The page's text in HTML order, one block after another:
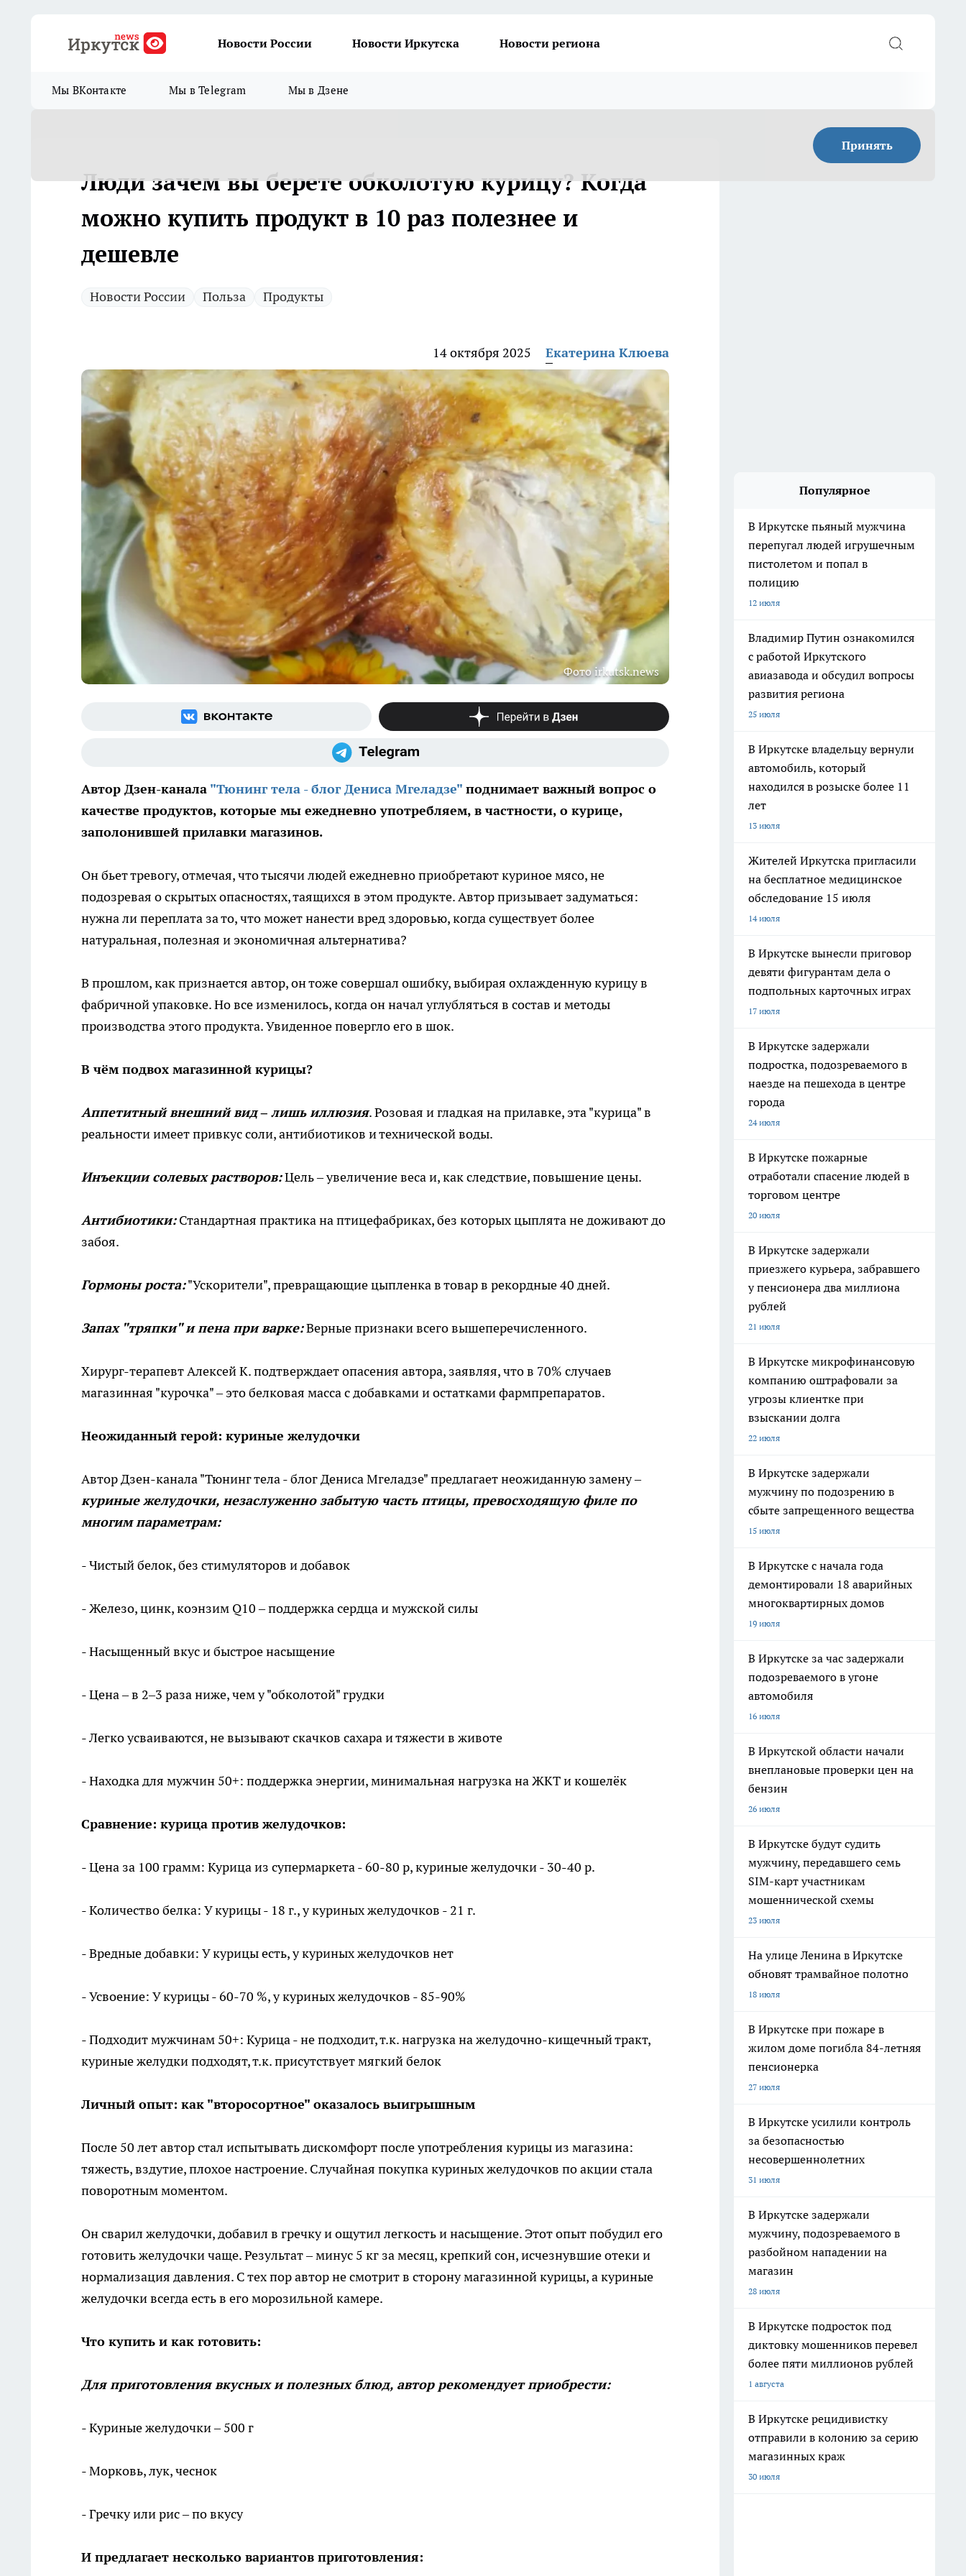
Новости России Новости Иркутска Новости региона
Мы ВКонтакте Мы в Telegram Мы в Дзене
Принять
Люди зачем вы берете обколотую курицу? Когда
можно купить продукт в 10 раз полезнее и
дешевле
Новости России Польза Продукты
14 октября 2025 Екатерина Клюева
Фото irkutsk.news
Автор Дзен-канала "Тюнинг тела - блог Дениса Мгеладзе" поднимает важный вопрос о
качестве продуктов, которые мы ежедневно употребляем, в частности, о курице,
заполонившей прилавки магазинов.
Он бьет тревогу, отмечая, что тысячи людей ежедневно приобретают куриное мясо, не
подозревая о скрытых опасностях, таящихся в этом продукте. Автор призывает задуматься:
нужна ли переплата за то, что может нанести вред здоровью, когда существует более
натуральная, полезная и экономичная альтернатива?
В прошлом, как признается автор, он тоже совершал ошибку, выбирая охлажденную курицу в
фабричной упаковке. Но все изменилось, когда он начал углубляться в состав и методы
производства этого продукта. Увиденное повергло его в шок.
В чём подвох магазинной курицы?
Аппетитный внешний вид – лишь иллюзия. Розовая и гладкая на прилавке, эта "курица" в
реальности имеет привкус соли, антибиотиков и технической воды.
Инъекции солевых растворов:Цель – увеличение веса и, как следствие, повышение цены.
Антибиотики:Стандартная практика на птицефабриках, без которых цыплята не доживают до
забоя.
Гормоны роста:"Ускорители", превращающие цыпленка в товар в рекордные 40 дней.
Запах "тряпки" и пена при варке:Верные признаки всего вышеперечисленного.
Хирург-терапевт Алексей К. подтверждает опасения автора, заявляя, что в 70% случаев
магазинная "курочка" – это белковая масса с добавками и остатками фармпрепаратов.
Неожиданный герой: куриные желудочки
Автор Дзен-канала "Тюнинг тела - блог Дениса Мгеладзе" предлагает неожиданную замену –
куриные желудочки, незаслуженно забытую часть птицы, превосходящую филе по
многим параметрам:
- Чистый белок, без стимуляторов и добавок
- Железо, цинк, коэнзим Q10 – поддержка сердца и мужской силы
- Насыщенный вкус и быстрое насыщение
- Цена – в 2–3 раза ниже, чем у "обколотой" грудки
- Легко усваиваются, не вызывают скачков сахара и тяжести в животе
- Находка для мужчин 50+: поддержка энергии, минимальная нагрузка на ЖКТ и кошелёк
Сравнение: курица против желудочков:
- Цена за 100 грамм: Курица из супермаркета - 60-80 р, куриные желудочки - 30-40 р.
- Количество белка: У курицы - 18 г., у куриных желудочков - 21 г.
- Вредные добавки: У курицы есть, у куриных желудочков нет
- Усвоение: У курицы - 60-70 %, у куриных желудочков - 85-90%
- Подходит мужчинам 50+: Курица - не подходит, т.к. нагрузка на желудочно-кищечный тракт,
куриные желудки подходят, т.к. присутствует мягкий белок
Личный опыт: как "второсортное" оказалось выигрышным
После 50 лет автор стал испытывать дискомфорт после употребления курицы из магазина:
тяжесть, вздутие, плохое настроение. Случайная покупка куриных желудочков по акции стала
поворотным моментом.
Он сварил желудочки, добавил в гречку и ощутил легкость и насыщение. Этот опыт побудил его
готовить желудочки чаще. Результат – минус 5 кг за месяц, крепкий сон, исчезнувшие отеки и
нормализация давления. С тех пор автор не смотрит в сторону магазинной курицы, а куриные
желудочки всегда есть в его морозильной камере.
Что купить и как готовить:
Для приготовления вкусных и полезных блюд, автор рекомендует приобрести:
- Куриные желудочки – 500 г
- Морковь, лук, чеснок
- Гречку или рис – по вкусу
И предлагает несколько вариантов приготовления:
Популярное
В Иркутске пьяный мужчина
перепугал людей игрушечным
пистолетом и попал в
полицию
12 июля
Владимир Путин ознакомился
с работой Иркутского
авиазавода и обсудил вопросы
развития региона
25 июля
В Иркутске владельцу вернули
автомобиль, который
находился в розыске более 11
лет
13 июля
Жителей Иркутска пригласили
на бесплатное медицинское
обследование 15 июля
14 июля
В Иркутске вынесли приговор
девяти фигурантам дела о
подпольных карточных играх
17 июля
В Иркутске задержали
подростка, подозреваемого в
наезде на пешехода в центре
города
24 июля
В Иркутске пожарные
отработали спасение людей в
торговом центре
20 июля
В Иркутске задержали
приезжего курьера, забравшего
у пенсионера два миллиона
рублей
21 июля
В Иркутске микрофинансовую
компанию оштрафовали за
угрозы клиентке при
взыскании долга
22 июля
В Иркутске задержали
мужчину по подозрению в
сбыте запрещенного вещества
15 июля
В Иркутске с начала года
демонтировали 18 аварийных
многоквартирных домов
19 июля
В Иркутске за час задержали
подозреваемого в угоне
автомобиля
16 июля
В Иркутской области начали
внеплановые проверки цен на
бензин
26 июля
В Иркутске будут судить
мужчину, передавшего семь
SIM-карт участникам
мошеннической схемы
23 июля
На улице Ленина в Иркутске
обновят трамвайное полотно
18 июля
В Иркутске при пожаре в
жилом доме погибла 84-летняя
пенсионерка
27 июля
В Иркутске усилили контроль
за безопасностью
несовершеннолетних
31 июля
В Иркутске задержали
мужчину, подозреваемого в
разбойном нападении на
магазин
28 июля
В Иркутске подросток под
диктовку мошенников перевел
более пяти миллионов рублей
1 августа
В Иркутске рецидивистку
отправили в колонию за серию
магазинных краж
30 июля